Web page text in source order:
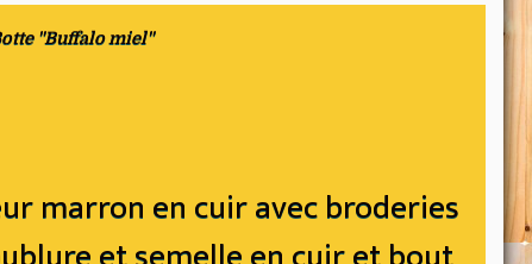
"Buffalo miel"
marron en cuir avec broderies